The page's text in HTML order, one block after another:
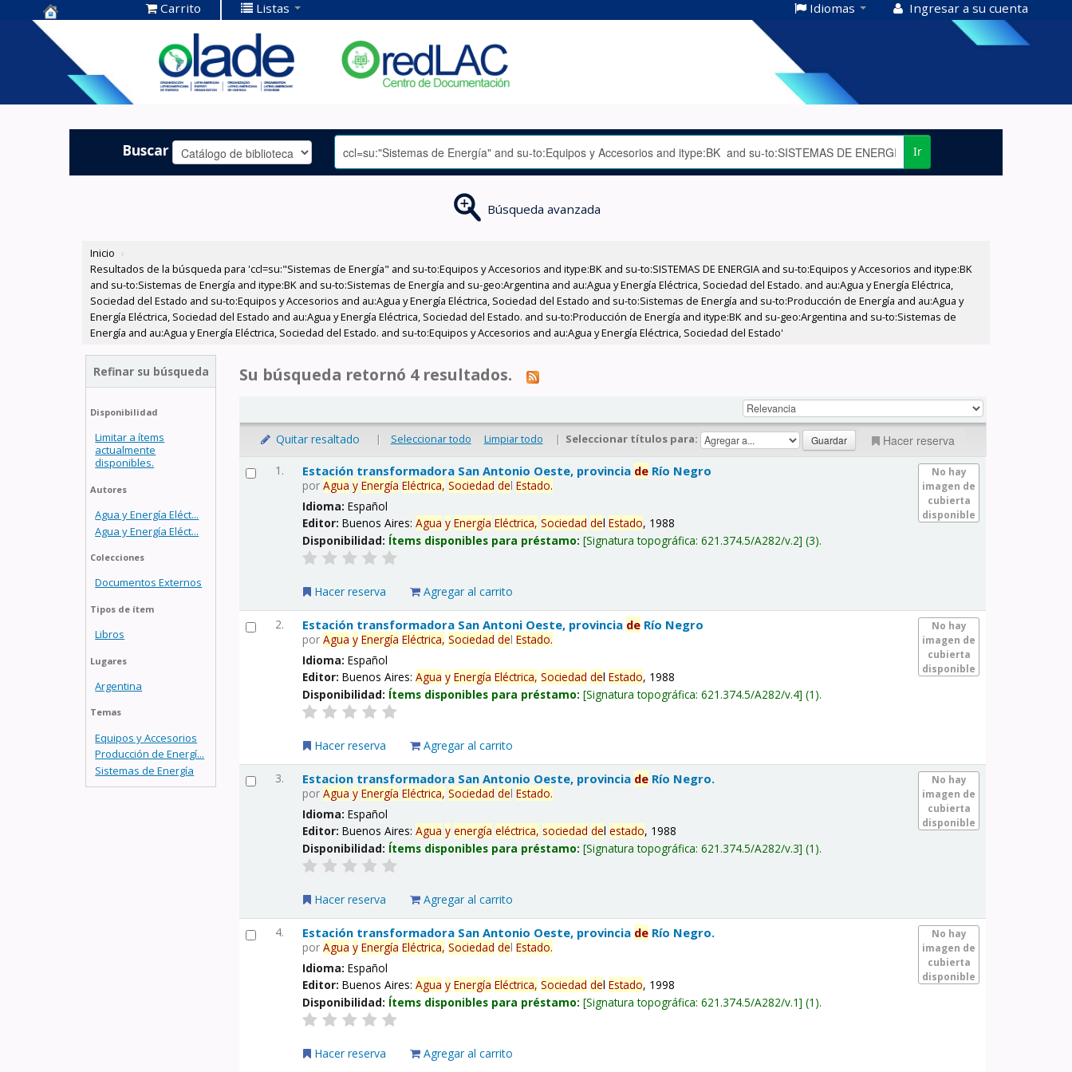
Centro de
Documentación
OLADE -
Carrito Listas Idiomas Ingresar a su cuenta
Buscar Ir
Búsqueda avanzada
Inicio ›
Resultados de la búsqueda para 'ccl=su:"Sistemas de Energía" and su-to:Equipos y Accesorios and itype:BK and su-to:SISTEMAS DE ENERGIA and su-to:Equipos y Accesorios and itype:BK
and su-to:Sistemas de Energía and itype:BK and su-to:Sistemas de Energía and su-geo:Argentina and au:Agua y Energía Eléctrica, Sociedad del Estado. and au:Agua y Energía Eléctrica,
Sociedad del Estado and su-to:Equipos y Accesorios and au:Agua y Energía Eléctrica, Sociedad del Estado and su-to:Sistemas de Energía and su-to:Producción de Energía and au:Agua y
Energía Eléctrica, Sociedad del Estado and au:Agua y Energía Eléctrica, Sociedad del Estado. and su-to:Producción de Energía and itype:BK and su-geo:Argentina and su-to:Sistemas de
Energía and au:Agua y Energía Eléctrica, Sociedad del Estado. and su-to:Equipos y Accesorios and au:Agua y Energía Eléctrica, Sociedad del Estado'
Refinar su búsqueda
Disponibilidad
Limitar a ítems
actualmente
disponibles.
Autores
Agua y Energía Eléct...
Agua y Energía Eléct...
Colecciones
Documentos Externos
Tipos de ítem
Libros
Lugares
Argentina
Temas
Equipos y Accesorios
Producción de Energí...
Sistemas de Energía
Su búsqueda retornó 4 resultados.
Quitar resaltado | Seleccionar todo Limpiar todo | Seleccionar títulos para: Hacer reserva
1.
No hay
imagen de
cubierta
disponible
Estación transformadora San Antonio Oeste, provincia de Río Negro
porAgua y Energía Eléctrica, Sociedad delEstado.
Idioma:Español
Editor:Buenos Aires:Agua y Energía Eléctrica, Sociedad delEstado, 1988
Disponibilidad: Ítems disponibles para préstamo: Signatura topográfica:621.374.5/A282/v.2 (3).
Hacer reserva Agregar al carrito
2.
No hay
imagen de
cubierta
disponible
Estación transformadora San Antoni Oeste, provincia de Río Negro
porAgua y Energía Eléctrica, Sociedad delEstado.
Idioma:Español
Editor:Buenos Aires:Agua y Energía Eléctrica, Sociedad delEstado, 1988
Disponibilidad: Ítems disponibles para préstamo: Signatura topográfica:621.374.5/A282/v.4 (1).
Hacer reserva Agregar al carrito
3.
No hay
imagen de
cubierta
disponible
Estacion transformadora San Antonio Oeste, provincia de Río Negro.
porAgua y Energía Eléctrica, Sociedad delEstado.
Idioma:Español
Editor:Buenos Aires:Agua y energía eléctrica, sociedad delestado, 1988
Disponibilidad: Ítems disponibles para préstamo: Signatura topográfica:621.374.5/A282/v.3 (1).
Hacer reserva Agregar al carrito
4.
No hay
imagen de
cubierta
disponible
Estación transformadora San Antonio Oeste, provincia de Río Negro.
porAgua y Energía Eléctrica, Sociedad delEstado.
Idioma:Español
Editor:Buenos Aires:Agua y Energía Eléctrica, Sociedad delEstado, 1998
Disponibilidad: Ítems disponibles para préstamo: Signatura topográfica:621.374.5/A282/v.1 (1).
Hacer reserva Agregar al carrito